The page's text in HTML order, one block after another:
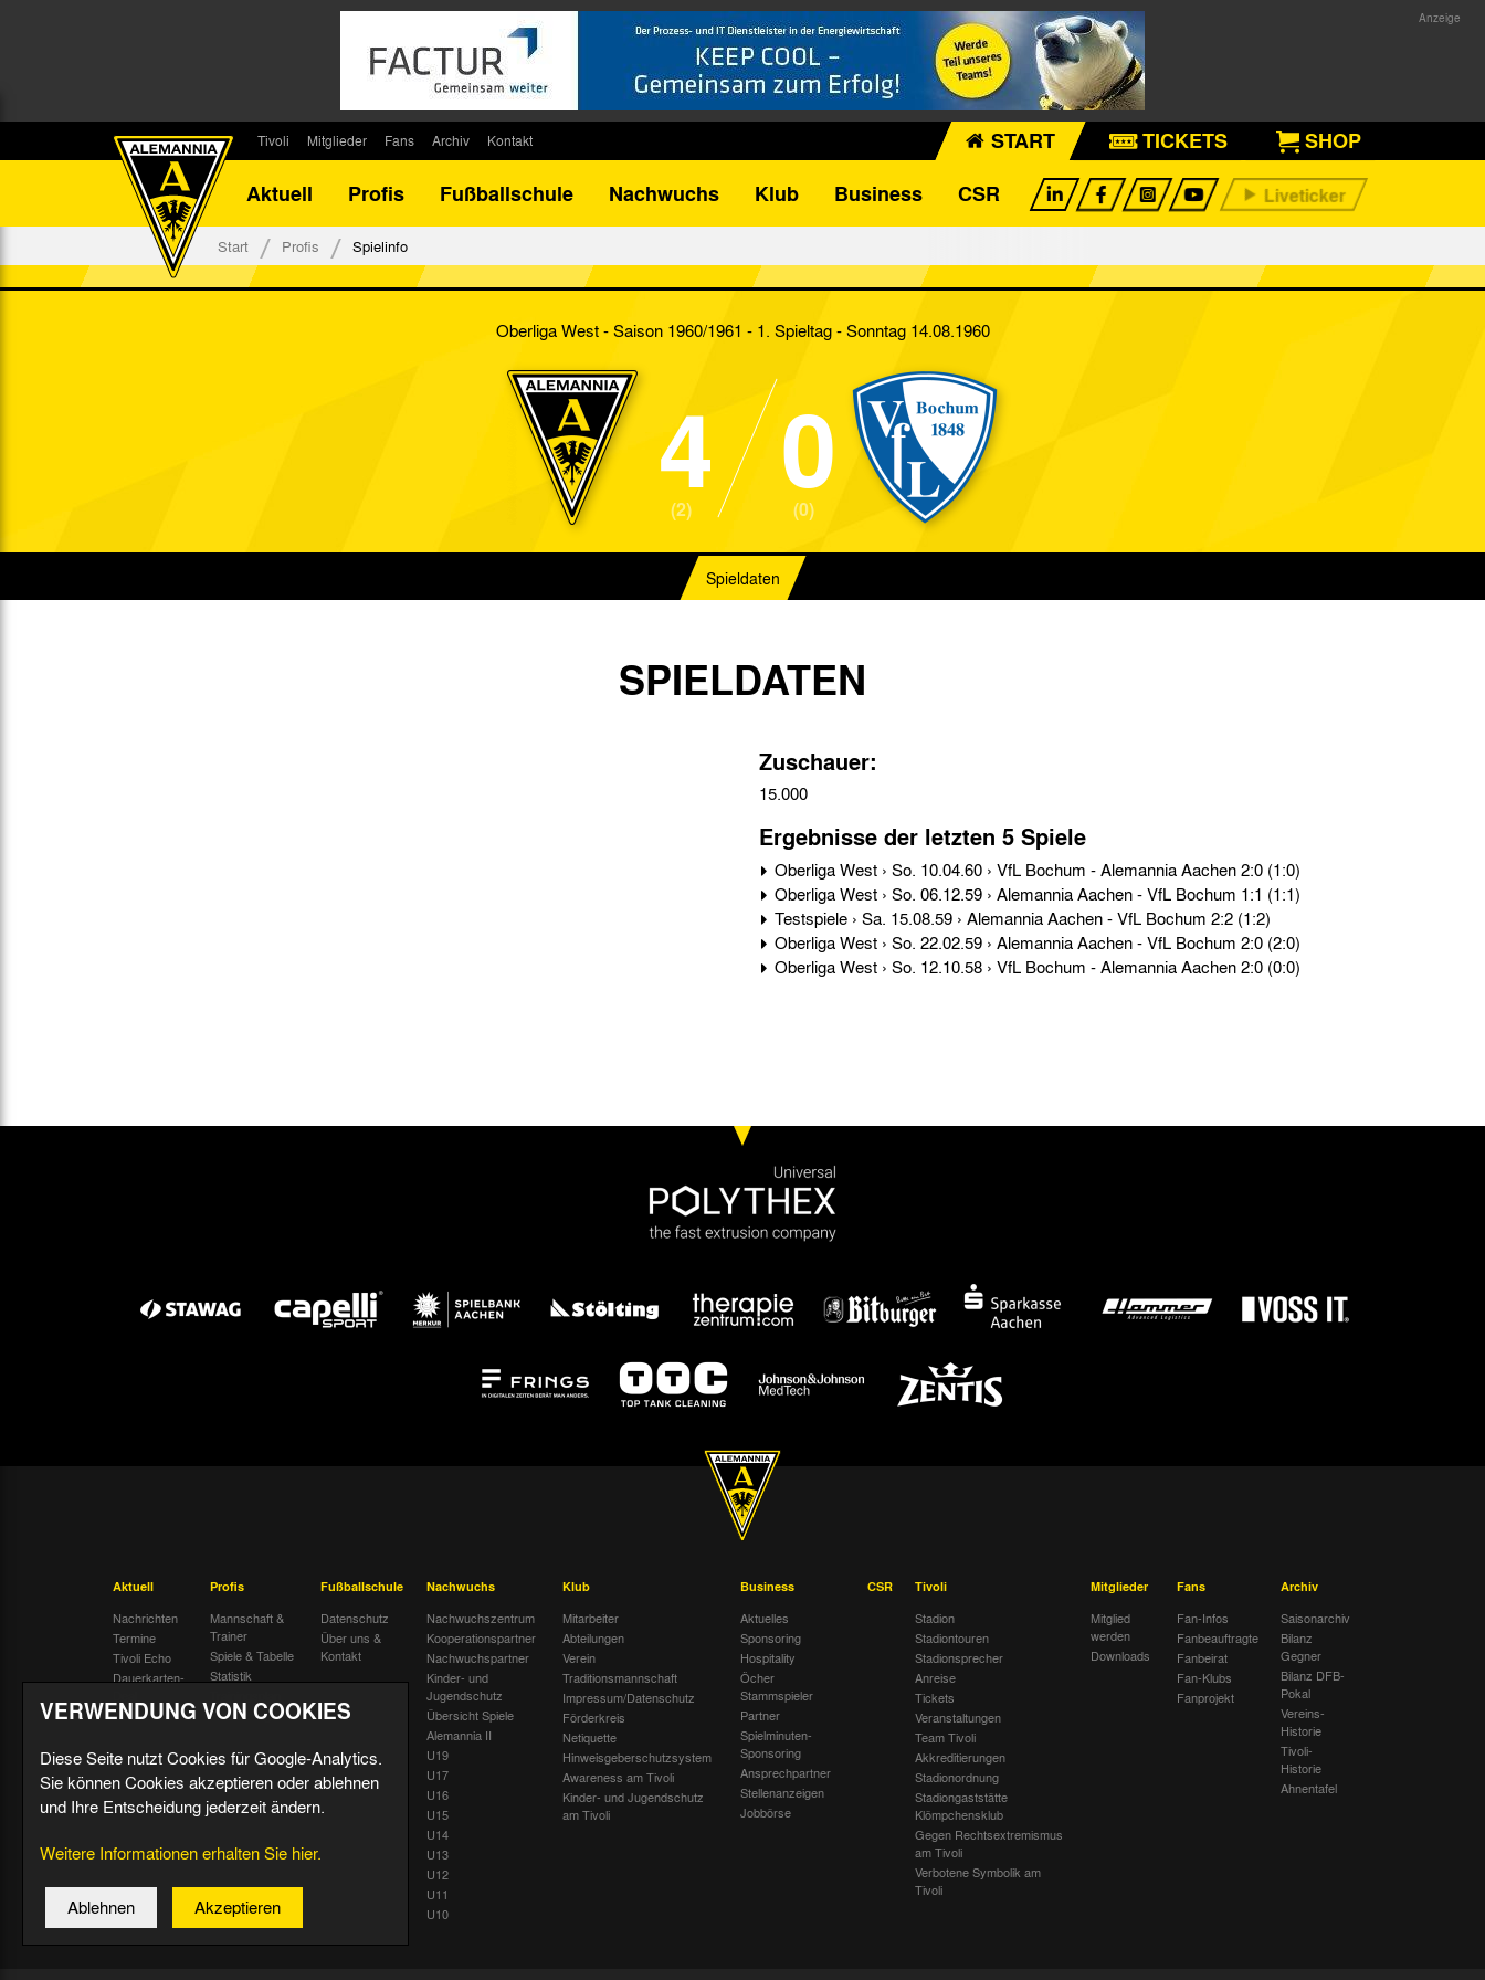
Tivoli
Stadionsprecher
Mitglieder
Kontakt
Fans
Fanbeirat
Fan-Klubs
Archiv
Ahnentafel
Kontakt START TICKETS
SHOP
Aktuell
Profis Fußballschule Nachwuchs Klub Business CSR
Start Profis Spielinfo
Oberliga West - Saison 1960/1961 - 1. Spieltag- Sonntag 14.08.1960
4
(2) 0
(0)
Spieldaten
SPIELDATEN
Zuschauer:
15.000
Ergebnisse der letzten 5 Spiele
Oberliga West › So. 10.04.60 › VfL Bochum - Alemannia Aachen 2:0 (1:0)
Oberliga West › So. 06.12.59 › Alemannia Aachen - VfL Bochum 1:1 (1:1)
Testspiele › Sa. 15.08.59 › Alemannia Aachen - VfL Bochum 2:2 (1:2)
Oberliga West › So. 22.02.59 › Alemannia Aachen - VfL Bochum 2:0 (2:0)
Oberliga West › So. 12.10.58 › VfL Bochum - Alemannia Aachen 2:0 (0:0)
Aktuell
Nachrichten
Termine
Tivoli Echo
Dauerkarten-
Radiostream
Profis
Mannschaft &
Trainer
Spiele & Tabelle
Statistik
Geburtstage
Fußballschule
Datenschutz
Über uns &
Kontakt
Nachwuchs
Nachwuchszentrum
Kooperationspartner
Nachwuchspartner
Kinder- und
Jugendschutz
Übersicht Spiele
Alemannia II
U19
U17
U16
U15
U14
U13
U12
U11
U10
Klub
Mitarbeiter
Abteilungen
Verein
Traditionsmannschaft
Impressum/Datenschutz
Förderkreis
Netiquette
Hinweisgeberschutzsystem
Awareness am Tivoli
Kinder- und Jugendschutz
am Tivoli
Business
Aktuelles
Sponsoring
Hospitality
Öcher
Stammspieler
Partner
Spielminuten-
Sponsoring
Ansprechpartner
Stellenanzeigen
Jobbörse
CSR
Tivoli
Stadion
Stadiontouren
Stadionsprecher
Anreise
Tickets
Veranstaltungen
Team Tivoli
Akkreditierungen
Stadionordnung
Stadiongaststätte
Klömpchensklub
Gegen Rechtsextremismus
am Tivoli
Verbotene Symbolik am
Tivoli
Mitglieder
Mitglied
werden
Downloads
Fans
Fan-Infos
Fanbeauftragte
Fanbeirat
Fan-Klubs
Fanprojekt
Archiv
Saisonarchiv
Bilanz
Gegner
Bilanz DFB-
Pokal
Vereins-
Historie
Tivoli-
Historie
Ahnentafel
VERWENDUNG VON COOKIES
Diese Seite nutzt Cookies für Google-Analytics.
Sie können Cookies akzeptieren oder ablehnen
und Ihre Entscheidung jederzeit ändern.
Weitere Informationen erhalten Sie hier.
Ablehnen Akzeptieren